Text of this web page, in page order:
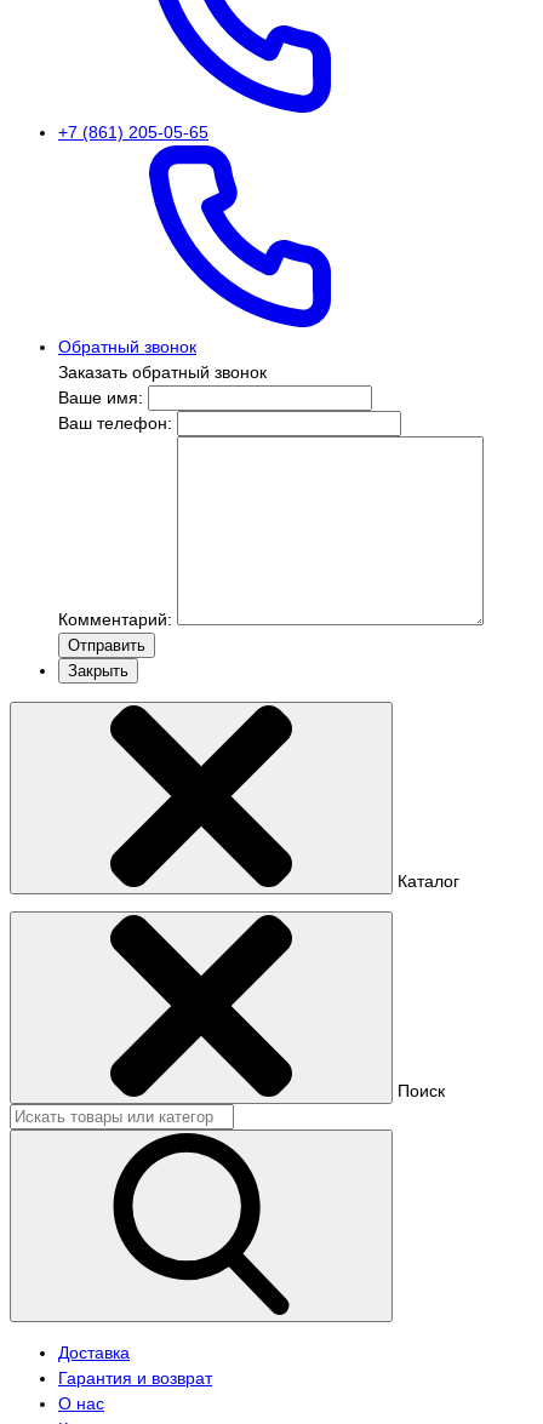
+7 (861) 205-05-65
Обратный звонок
Заказать обратный звонок
Ваше имя:
Ваш телефон:
Комментарий:
Отправить
Закрыть
Каталог
Поиск
Доставка
Гарантия и возврат
О нас